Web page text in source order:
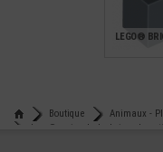
LEGO®
Boutique
Animaux -
Lego® animal - hedwig -